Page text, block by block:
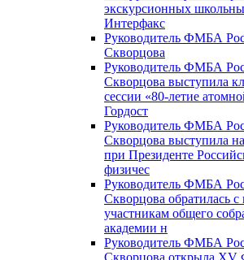
экскурсионных
Интерфакс
Руководитель ФМБА
Скворцова
Руководитель ФМБА
Скворцова выступила
сессии «80-летие
Гордост
Руководитель ФМБА
Скворцова выступила
при Президенте
физичес
Руководитель ФМБА
Скворцова обратилась с
участникам общего
академии н
Руководитель ФМБА
Скворцова открыла